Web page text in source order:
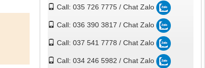
Call: 035 726 7775 / Chat Zalo
Call: 036 390 3817 / Chat Zalo
Call: 037 541 7778 / Chat Zalo
Call: 034 246 5982 / Chat Zalo